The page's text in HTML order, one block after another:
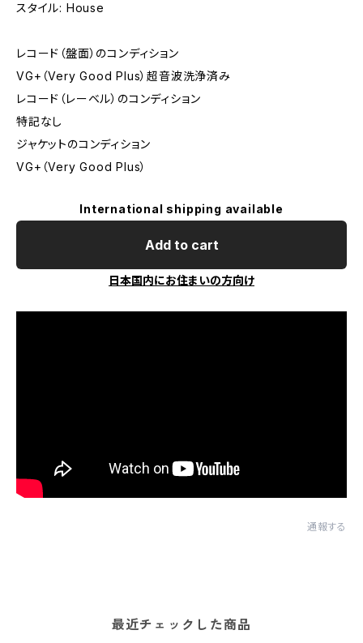
スタイル: House
レコード（盤面）のコンディション
VG+（Very Good Plus）超音波洗浄済み
レコード（レーベル）のコンディション
特記なし
ジャケットのコンディション
VG+（Very Good Plus）
International shipping available
Add to cart
日本国内にお住まいの方向け
通報する
最近チェックした商品